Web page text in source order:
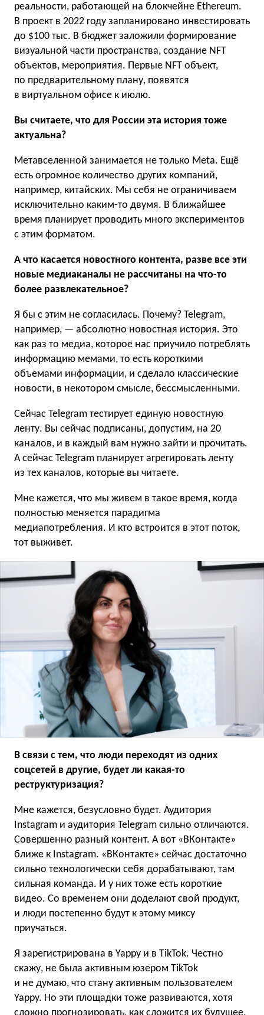
реальности, работающей на блокчейне Ethereum.
В проект в 2022 году запланировано инвестировать
до $100 тыс. В бюджет заложили формирование
визуальной части пространства, создание NFT
объектов, мероприятия. Первые NFT объект,
по предварительному плану, появятся
в виртуальном офисе к июлю.
Вы считаете, что для России эта история тоже
актуальна?
Метавселенной занимается не только Meta. Ещё
есть огромное количество других компаний,
например, китайских. Мы себя не ограничиваем
исключительно каким-то двумя. В ближайшее
время планирует проводить много экспериментов
с этим форматом.
А что касается новостного контента, разве все эти
новые медиаканалы не рассчитаны на что-то
более развлекательное?
Я бы с этим не согласилась. Почему? Telegram,
например, — абсолютно новостная история. Это
как раз то медиа, которое нас приучило потреблять
информацию мемами, то есть короткими
объемами информации, и сделало классические
новости, в некотором смысле, бессмысленными.
Сейчас Telegram тестирует единую новостную
ленту. Вы сейчас подписаны, допустим, на 20
каналов, и в каждый вам нужно зайти и прочитать.
А сейчас Telegram планирует агрегировать ленту
из тех каналов, которые вы читаете.
Мне кажется, что мы живем в такое время, когда
полностью меняется парадигма
медиапотребления. И кто встроится в этот поток,
тот выживет.
В связи с тем, что люди переходят из одних
соцсетей в другие, будет ли какая-то
реструктуризация?
Мне кажется, безусловно будет. Аудитория
Instagram и аудитория Telegram сильно отличаются.
Совершенно разный контент. А вот «ВКонтакте»
ближе к Instagram. «ВКонтакте» сейчас достаточно
сильно технологически себя дорабатывают, там
сильная команда. И у них тоже есть короткие
видео. Со временем они доделают свой продукт,
и люди постепенно будут к этому миксу
приучаться.
Я зарегистрирована в Yappy и в TikTok. Честно
скажу, не была активным юзером TikTok
и не думаю, что стану активным пользователем
Yappy. Но эти площадки тоже развиваются, хотя